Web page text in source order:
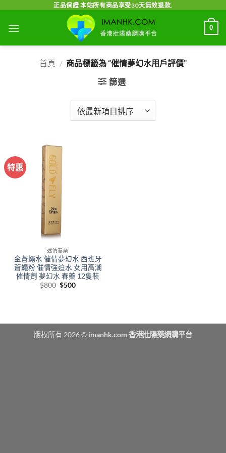
content
正品保證 本站所有商品享受30天無效退款.
0
首頁 / 商品標籤為 “催情夢幻水用戶評價”
篩選
特惠
迷情春藥
金蒼蠅水 催情夢幻水 西班牙
蒼蠅粉 催情強迫水 女用高潮
催情劑 夢幻水 春藥 12隻裝
$800 Original
$500Current
版权所有 2026 © imanhk.com 香港壯陽藥網購平台